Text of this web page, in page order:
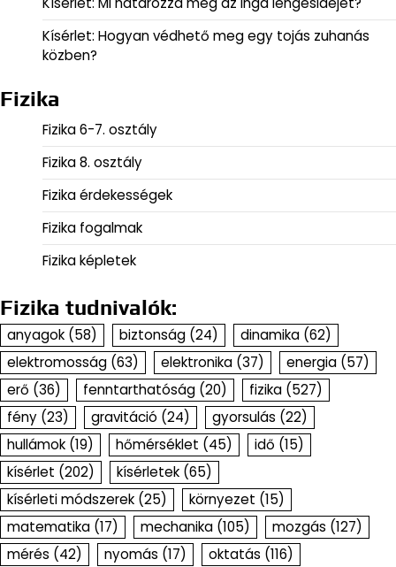
Kísérlet: Hogyan védhető meg egy tojás zuhanás
közben?
Fizika
Fizika 6-7. osztály
Fizika 8. osztály
Fizika érdekességek
Fizika fogalmak
Fizika képletek
Fizika tudnivalók:
anyagok (58) biztonság (24) dinamika (62)
elektromosság (63) elektronika (37) energia (57)
erő (36) fenntarthatóság (20) fizika (527)
fény (23) gravitáció (24) gyorsulás (22)
hullámok (19) hőmérséklet (45) idő (15)
kísérlet (202) kísérletek (65)
kísérleti módszerek (25) környezet (15)
matematika (17) mechanika (105) mozgás (127)
mérés (42) nyomás (17) oktatás (116)